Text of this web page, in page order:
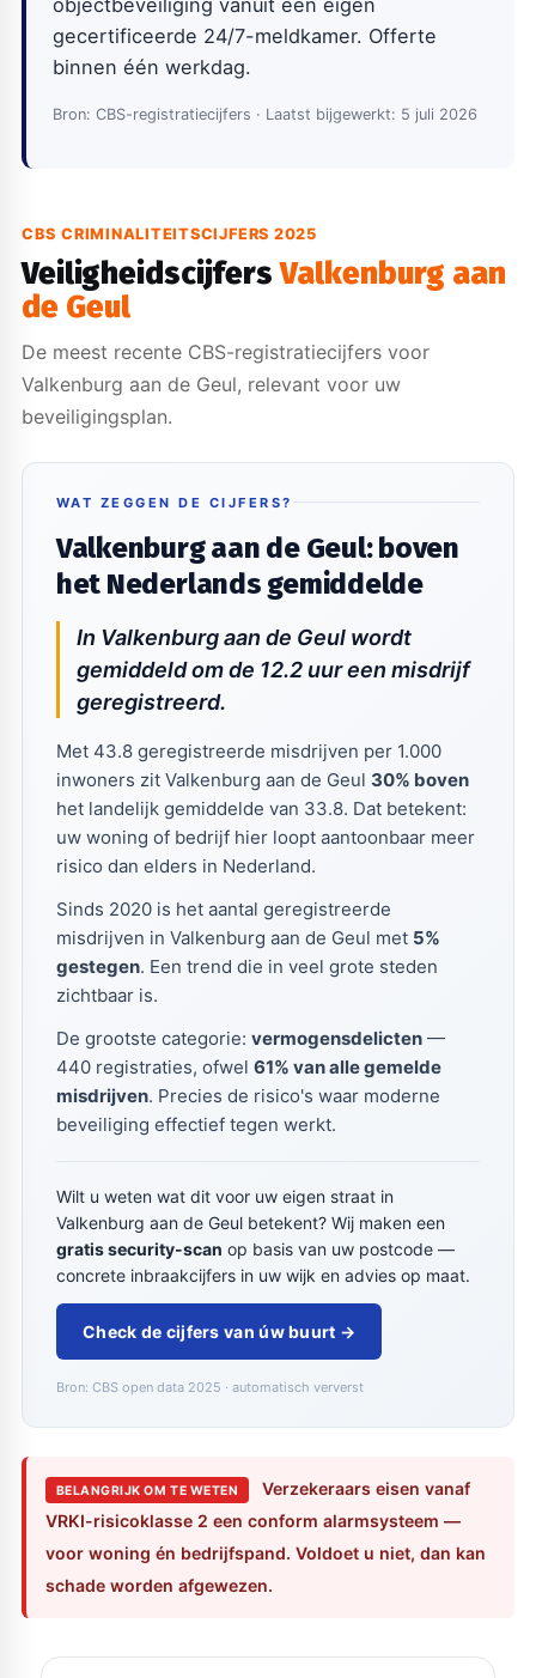
objectbeveiliging vanuit een eigen
gecertificeerde 24/7-meldkamer. Offerte
binnen één werkdag.
Bron: CBS-registratiecijfers · Laatst bijgewerkt: 5 juli 2026
CBS CRIMINALITEITSCIJFERS 2025
VeiligheidscijfersValkenburg aan
de Geul
De meest recente CBS-registratiecijfers voor
Valkenburg aan de Geul, relevant voor uw
beveiligingsplan.
WAT ZEGGEN DE CIJFERS?
Valkenburg aan de Geul: boven
het Nederlands gemiddelde
In Valkenburg aan de Geul wordt
gemiddeld om de 12.2 uur een misdrijf
geregistreerd.
Met 43.8 geregistreerde misdrijven per 1.000
inwoners zit Valkenburg aan de Geul 30% boven
het landelijk gemiddelde van 33.8. Dat betekent:
uw woning of bedrijf hier loopt aantoonbaar meer
risico dan elders in Nederland.
Sinds 2020 is het aantal geregistreerde
misdrijven in Valkenburg aan de Geul met 5%
gestegen. Een trend die in veel grote steden
zichtbaar is.
De grootste categorie: vermogensdelicten—
440 registraties, ofwel 61% van alle gemelde
misdrijven. Precies de risico's waar moderne
beveiliging effectief tegen werkt.
Wilt u weten wat dit voor uw eigen straat in
Valkenburg aan de Geul betekent? Wij maken een
gratis security-scan op basis van uw postcode —
concrete inbraakcijfers in uw wijk en advies op maat.
Check de cijfers van úw buurt →
Bron: CBS open data 2025 · automatisch ververst
BELANGRIJK OM TE WETEN
Verzekeraars eisen vanaf
VRKI-risicoklasse 2 een conform alarmsysteem —
voor woning én bedrijfspand. Voldoet u niet, dan kan
schade worden afgewezen.